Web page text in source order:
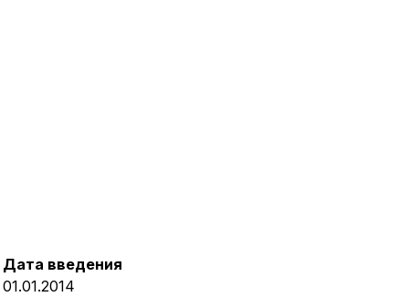
Дата введения
01.01.2014